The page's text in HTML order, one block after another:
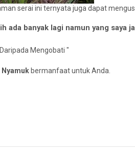
serai ini ternyata juga dapat
banyak lagi namun yang saya
Mengobati "
Nyamuk bermanfaat untuk Anda.